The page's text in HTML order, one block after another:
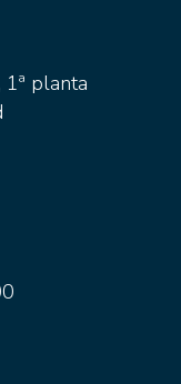
1ª planta